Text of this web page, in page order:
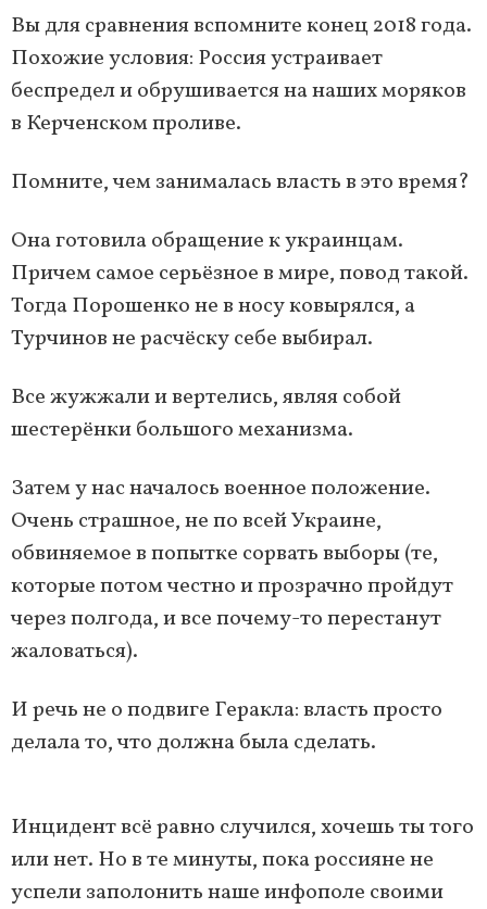
Вы для сравнения вспомните конец 2018 года.
Похожие условия: Россия устраивает
беспредел и обрушивается на наших моряков
в Керченском проливе.
Помните, чем занималась власть в это время?
Она готовила обращение к украинцам.
Причем самое серьёзное в мире, повод такой.
Тогда Порошенко не в носу ковырялся, а
Турчинов не расчёску себе выбирал.
Все жужжали и вертелись, являя собой
шестерёнки большого механизма.
Затем у нас началось военное положение.
Очень страшное, не по всей Украине,
обвиняемое в попытке сорвать выборы (те,
которые потом честно и прозрачно пройдут
через полгода, и все почему-то перестанут
жаловаться).
И речь не о подвиге Геракла: власть просто
делала то, что должна была сделать.
Инцидент всё равно случился, хочешь ты того
или нет. Но в те минуты, пока россияне не
успели заполонить наше инфополе своими